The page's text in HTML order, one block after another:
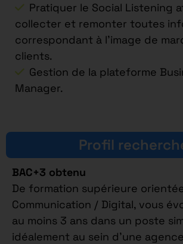
Pratiquer le Social Listening
collecter et remonter toutes
correspondant à l’image de
clients.
Gestion de la plateforme
Manager.
Profil
BAC+3 obtenu
De formation supérieure
Communication / Digital, vous
au moins 3 ans dans un poste
idéalement au sein d’une